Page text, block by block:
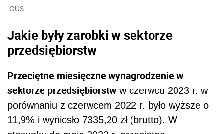
GUS
Jakie były zarobki w sektorze
przedsiębiorstw
Przeciętne miesięczne wynagrodzenie w
sektorze przedsiębiorstw w czerwcu 2023 r. w
porównaniu z czerwcem 2022 r. było wyższe o
11,9% i wyniosło 7335,20 zł (brutto). W